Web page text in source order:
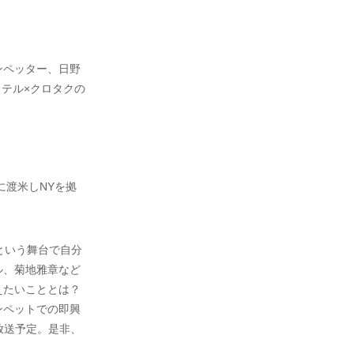
ッター、日野
ル×クロタクの
渡米しNYを拠
いう舞台で自分
菊地雅章など
いこととは？
ットでの即興
予定。是非、